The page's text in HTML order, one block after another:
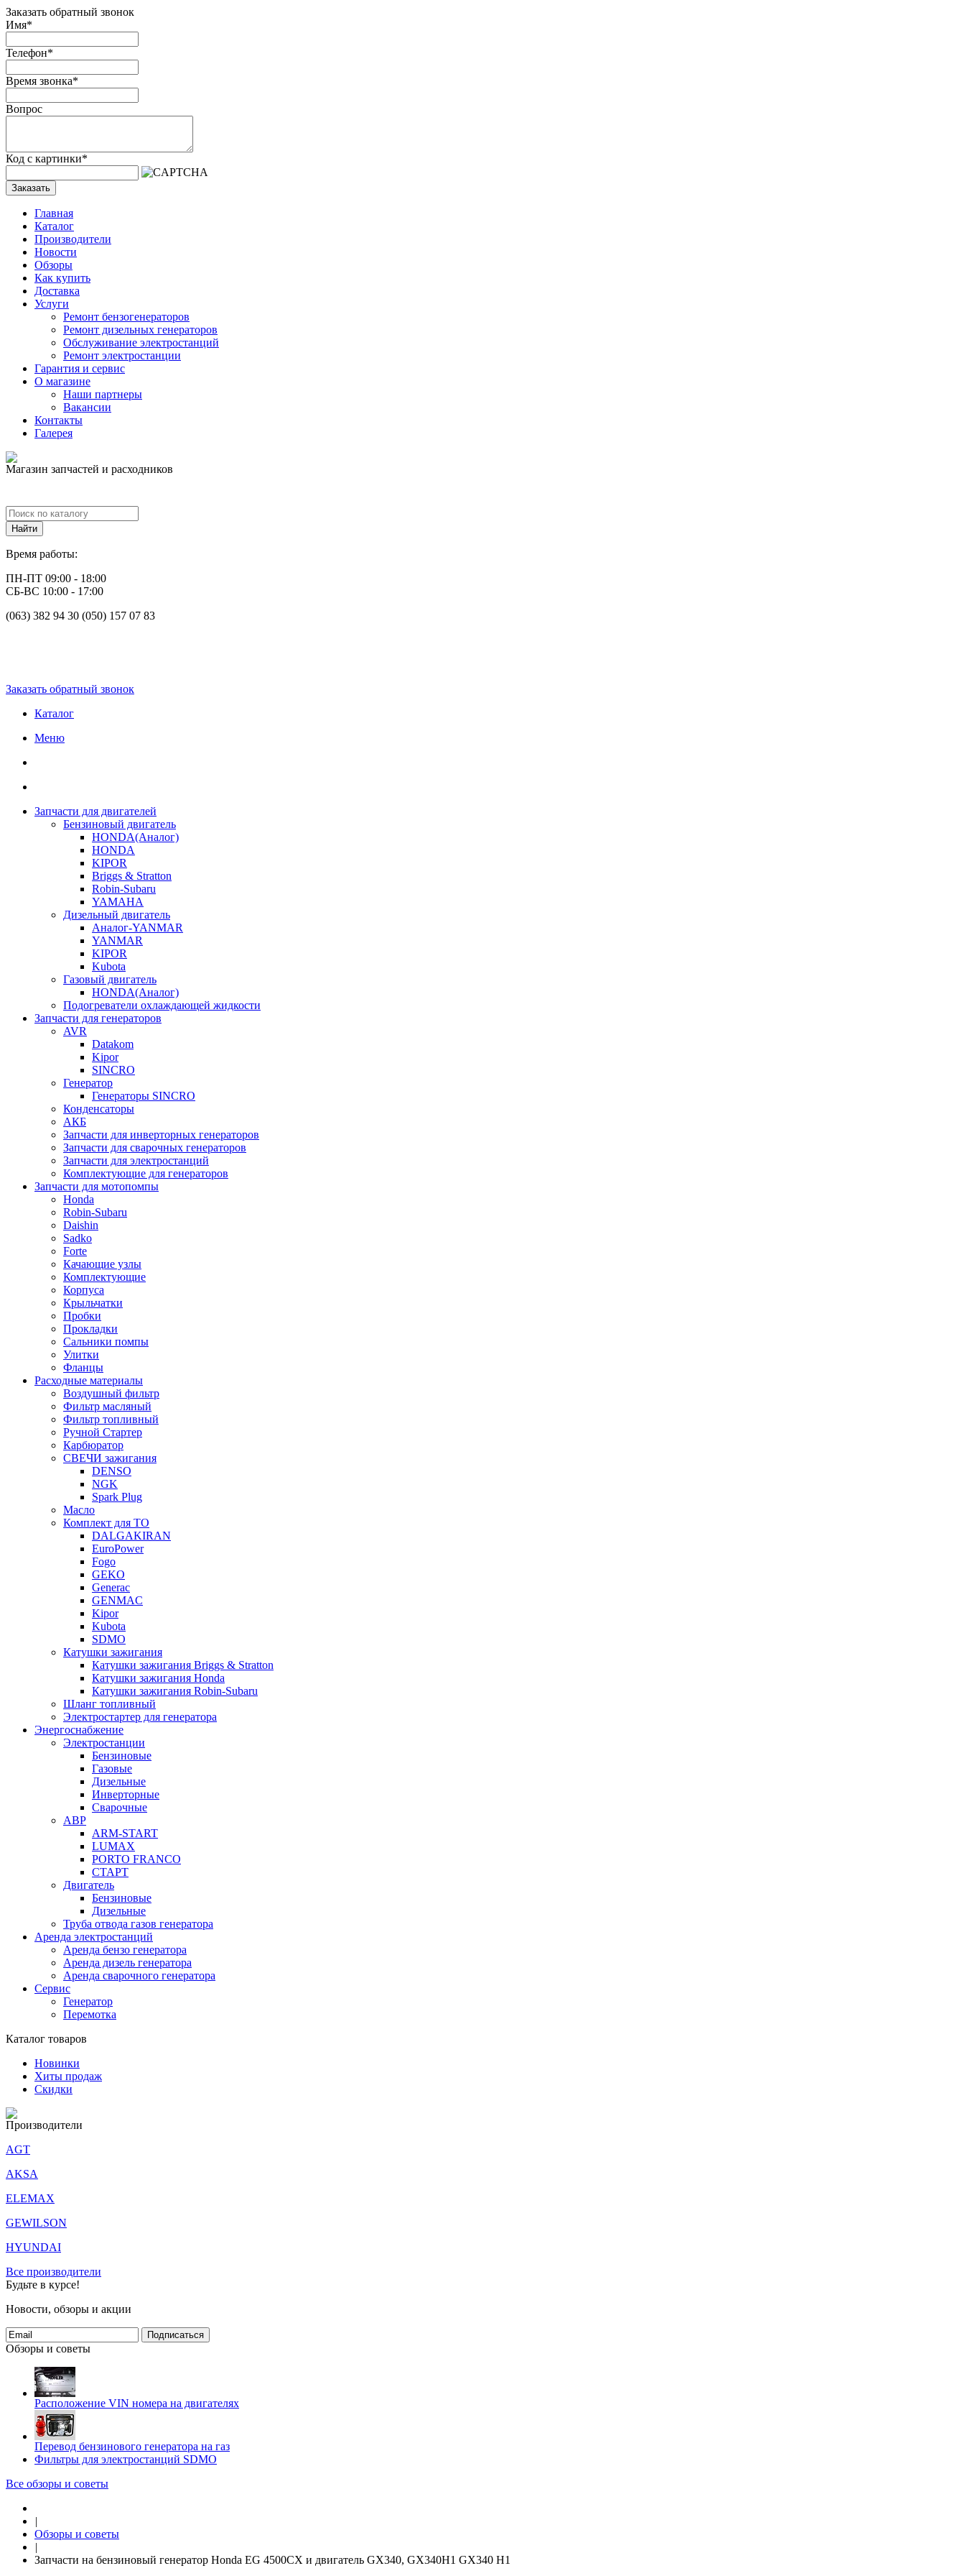
Заказать обратный звонок
Имя*
Телефон*
Время звонка*
Вопрос
Код с картинки*
Заказать
Главная
Каталог
Производители
Новости
Обзоры
Как купить
Доставка
Услуги
Ремонт бензогенераторов
Ремонт дизельных генераторов
Обслуживание электростанций
Ремонт электростанции
Гарантия и сервис
О магазине
Наши партнеры
Вакансии
Контакты
Галерея
Магазин запчастей и расходников
Время работы:
ПН-ПТ 09:00 - 18:00
СБ-ВС 10:00 - 17:00
(063) 382 94 30 (050) 157 07 83
Заказать обратный звонок
Каталог
Меню
Запчасти для двигателей
Бензиновый двигатель
HONDA(Aналог)
HONDA
KIPOR
Briggs & Stratton
Robin-Subaru
YAMAHA
Дизельный двигатель
Аналог-YANMAR
YANMAR
KIPOR
Kubota
Газовый двигатель
HONDA(Aналог)
Подогреватели охлаждающей жидкости
Запчасти для генераторов
AVR
Datakom
Kipor
SINCRO
Генератор
Генераторы SINCRO
Конденсаторы
АКБ
Запчасти для инверторных генераторов
Запчасти для сварочных генераторов
Запчасти для электростанций
Комплектующие для генераторов
Запчасти для мотопомпы
Honda
Robin-Subaru
Daishin
Sadko
Forte
Качающие узлы
Комплектующие
Корпуса
Крыльчатки
Пробки
Прокладки
Сальники помпы
Улитки
Фланцы
Расходные материалы
Воздушный фильтр
Фильтр масляный
Фильтр топливный
Ручной Стартер
Карбюратор
СВЕЧИ зажигания
DENSO
NGK
Spark Plug
Масло
Комплект для ТО
DALGAKIRAN
EuroPower
Fogo
GEKO
Generac
GENMAC
Kipor
Kubota
SDMO
Катушки зажигания
Катушки зажигания Briggs & Stratton
Катушки зажигания Honda
Катушки зажигания Robin-Subaru
Шланг топливный
Электростартер для генератора
Энергоснабжение
Электростанции
Бензиновые
Газовые
Дизельные
Инверторные
Сварочные
АВР
ARM-START
LUMAX
PORTO FRANCO
СТАРТ
Двигатель
Бензиновые
Дизельные
Труба отвода газов генератора
Аренда электростанций
Аренда бензо генератора
Аренда дизель генератора
Аренда сварочного генератора
Сервис
Генератор
Перемотка
Каталог товаров
Новинки
Хиты продаж
Скидки
Производители
AGT
AKSA
ELEMAX
GEWILSON
HYUNDAI
Все производители
Будьте в курсе!
Новости, обзоры и акции
Подписаться
Обзоры и советы
Расположение VIN номера на двигателях
Перевод бензинового генератора на газ
Фильтры для электростанций SDMO
Все обзоры и советы
|
Обзоры и советы
|
Запчасти на бензиновый генератор Honda EG 4500CX и двигатель GX340, GX340H1 GX340 H1